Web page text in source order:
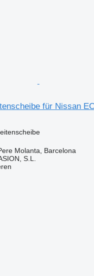
für Nissan
Molanta, Barcelona
S.L.